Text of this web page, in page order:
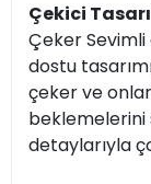
Çekici
Çeker
dostu
çeker ve
beklemelerini
detaylarıyla